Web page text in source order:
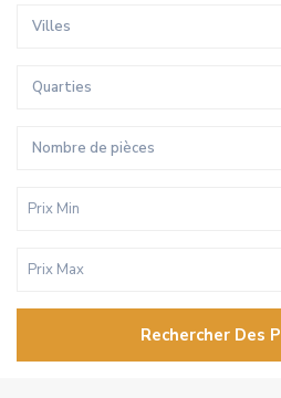
Villes
Quarties
Nombre de pièces
Rechercher Des